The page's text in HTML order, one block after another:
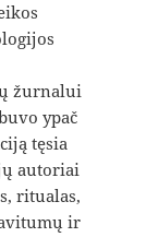
žurnalui
ypač
tęsia
autoriai
ritualas,
ir